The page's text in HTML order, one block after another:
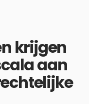
krijgen
aan